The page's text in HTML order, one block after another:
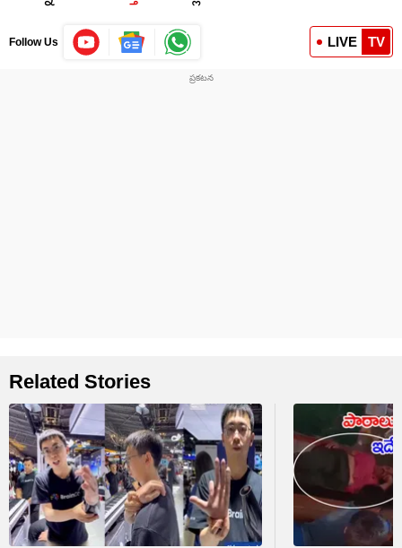
Follow Us LIVE TV
Related Stories